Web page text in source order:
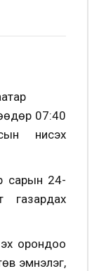
07:40
нисэх
сарын 24-
газардах
орондоо
эмнэлэг,